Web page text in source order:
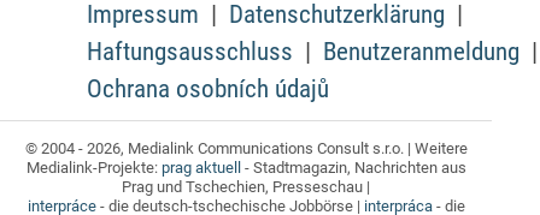
Impressum
Datenschutzerklärung
Haftungsausschluss
Benutzeranmeldung
Ochrana osobních údajů
© 2004 - 2026, Medialink Communications Consult s.r.o. | Weitere
Medialink-Projekte: prag aktuell - Stadtmagazin, Nachrichten aus
Prag und Tschechien, Presseschau |
interpráce- die deutsch-tschechische Jobbörse | interpráca- die